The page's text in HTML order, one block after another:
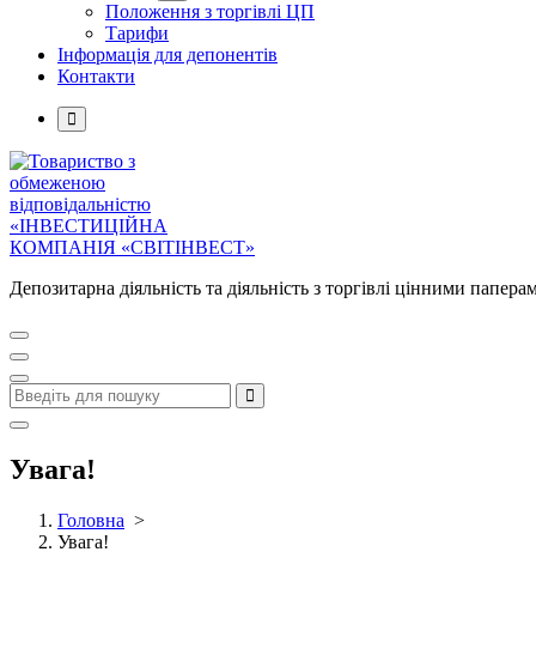
Положення з торгівлі ЦП
Тарифи
Інформація для депонентів
Контакти
Депозитарна діяльність та діяльність з торгівлі цінними
Увага!
Головна >
Увага!